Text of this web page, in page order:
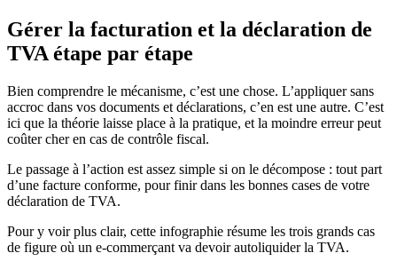
Gérer la facturation et la déclaration de
TVA étape par étape
Bien comprendre le mécanisme, c’est une chose. L’appliquer sans
accroc dans vos documents et déclarations, c’en est une autre. C’est
ici que la théorie laisse place à la pratique, et la moindre erreur peut
coûter cher en cas de contrôle fiscal.
Le passage à l’action est assez simple si on le décompose : tout part
d’une facture conforme, pour finir dans les bonnes cases de votre
déclaration de TVA.
Pour y voir plus clair, cette infographie résume les trois grands cas
de figure où un e-commerçant va devoir autoliquider la TVA.